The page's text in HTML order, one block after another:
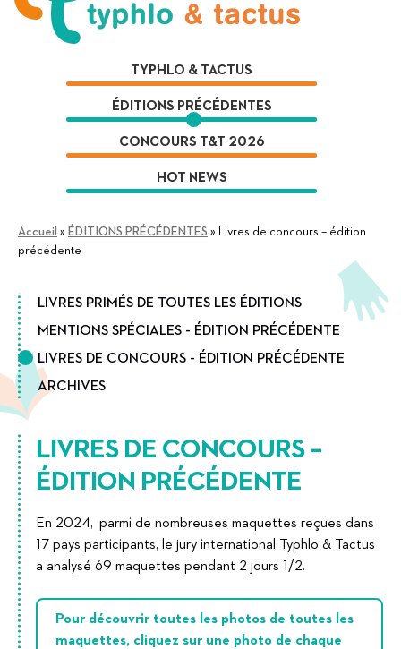
Aller
Aller
TYPHLO & TACTUS
ÉDITIONS PRÉCÉDENTES
CONCOURS T&T 2026
HOT NEWS
Accueil » ÉDITIONS PRÉCÉDENTES » Livres de concours – édition
précédente
LIVRES PRIMÉS DE TOUTES LES ÉDITIONS
MENTIONS SPÉCIALES - ÉDITION PRÉCÉDENTE
LIVRES DE CONCOURS - ÉDITION PRÉCÉDENTE
ARCHIVES
LIVRES DE CONCOURS –
ÉDITION PRÉCÉDENTE
En 2024, parmi de nombreuses maquettes reçues dans
17 pays participants, le jury international Typhlo & Tactus
a analysé 69 maquettes pendant 2 jours 1/2.
Pour découvrir toutes les photos de toutes les
maquettes, cliquez sur une photo de chaque